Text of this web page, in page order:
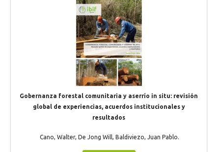
Gobernanza forestal comunitaria y aserrío in situ: revisión
global de experiencias, acuerdos institucionales y
resultados
Cano, Walter, De Jong Will, Baldiviezo, Juan Pablo.